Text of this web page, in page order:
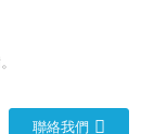
聯絡我們